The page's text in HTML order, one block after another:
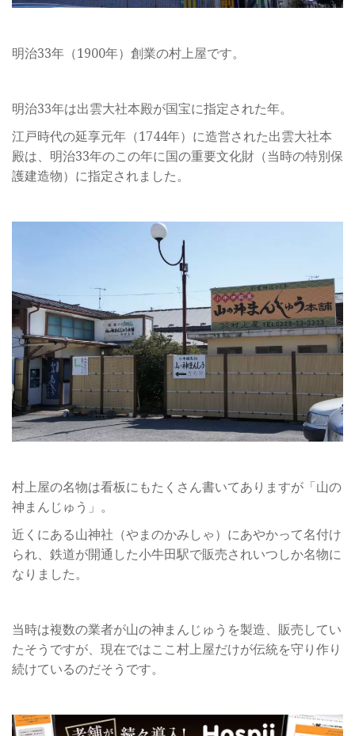
明治33年（1900年）創業の村上屋です。
明治33年は出雲大社本殿が国宝に指定された年。
江戸時代の延享元年（1744年）に造営された出雲大社本
殿は、明治33年のこの年に国の重要文化財（当時の特別保
護建造物）に指定されました。
村上屋の名物は看板にもたくさん書いてありますが「山の
神まんじゅう」。
近くにある山神社（やまのかみしゃ）にあやかって名付け
られ、鉄道が開通した小牛田駅で販売されいつしか名物に
なりました。
当時は複数の業者が山の神まんじゅうを製造、販売してい
たそうですが、現在ではここ村上屋だけが伝統を守り作り
続けているのだそうです。